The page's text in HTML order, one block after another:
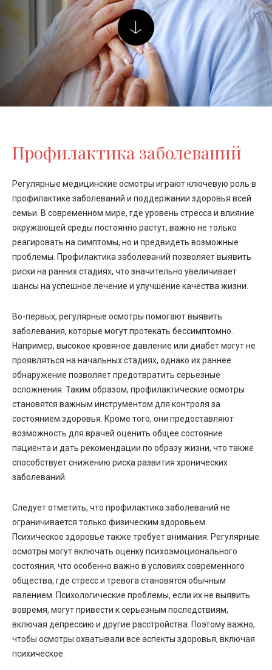
Профилактика заболеваний
Регулярные медицинские осмотры играют ключевую роль в
профилактике заболеваний и поддержании здоровья всей
семьи. В современном мире, где уровень стресса и влияние
окружающей среды постоянно растут, важно не только
реагировать на симптомы, но и предвидеть возможные
проблемы. Профилактика заболеваний позволяет выявить
риски на ранних стадиях, что значительно увеличивает
шансы на успешное лечение и улучшение качества жизни.
Во-первых, регулярные осмотры помогают выявить
заболевания, которые могут протекать бессимптомно.
Например, высокое кровяное давление или диабет могут не
проявляться на начальных стадиях, однако их раннее
обнаружение позволяет предотвратить серьезные
осложнения. Таким образом, профилактические осмотры
становятся важным инструментом для контроля за
состоянием здоровья. Кроме того, они предоставляют
возможность для врачей оценить общее состояние
пациента и дать рекомендации по образу жизни, что также
способствует снижению риска развития хронических
заболеваний.
Следует отметить, что профилактика заболеваний не
ограничивается только физическим здоровьем.
Психическое здоровье также требует внимания. Регулярные
осмотры могут включать оценку психоэмоционального
состояния, что особенно важно в условиях современного
общества, где стресс и тревога становятся обычным
явлением. Психологические проблемы, если их не выявить
вовремя, могут привести к серьезным последствиям,
включая депрессию и другие расстройства. Поэтому важно,
чтобы осмотры охватывали все аспекты здоровья, включая
психическое.